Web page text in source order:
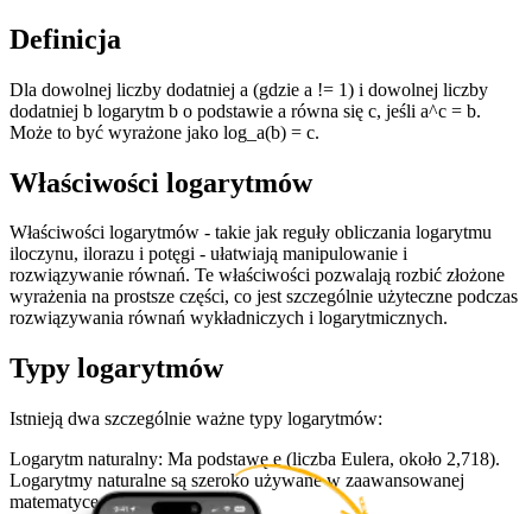
Definicja
Dla dowolnej liczby dodatniej a (gdzie a != 1) i dowolnej liczby
dodatniej b logarytm b o podstawie a równa się c, jeśli a^c = b.
Może to być wyrażone jako log_a(b) = c.
Właściwości logarytmów
Właściwości logarytmów - takie jak reguły obliczania logarytmu
iloczynu, ilorazu i potęgi - ułatwiają manipulowanie i
rozwiązywanie równań. Te właściwości pozwalają rozbić złożone
wyrażenia na prostsze części, co jest szczególnie użyteczne podczas
rozwiązywania równań wykładniczych i logarytmicznych.
Typy logarytmów
Istnieją dwa szczególnie ważne typy logarytmów:
Logarytm naturalny: Ma podstawę e (liczba Eulera, około 2,718).
Logarytmy naturalne są szeroko używane w zaawansowanej
matematyce.